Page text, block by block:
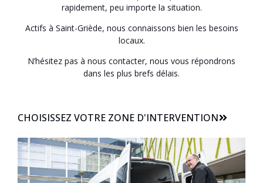
rapidement, peu importe la situation.
Actifs à Saint-Griède, nous connaissons bien les besoins
locaux.
N’hésitez pas à nous contacter, nous vous répondrons
dans les plus brefs délais.
CHOISISSEZ VOTRE ZONE D'INTERVENTION